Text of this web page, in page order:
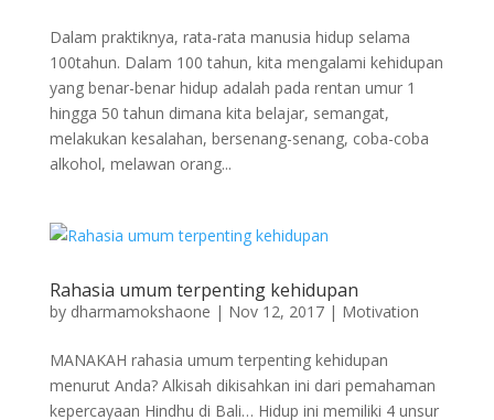
Dalam praktiknya, rata-rata manusia hidup selama
100tahun. Dalam 100 tahun, kita mengalami kehidupan
yang benar-benar hidup adalah pada rentan umur 1
hingga 50 tahun dimana kita belajar, semangat,
melakukan kesalahan, bersenang-senang, coba-coba
alkohol, melawan orang...
Rahasia umum terpenting kehidupan
by dharmamokshaone | Nov 12, 2017| Motivation
MANAKAH rahasia umum terpenting kehidupan
menurut Anda? Alkisah dikisahkan ini dari pemahaman
kepercayaan Hindhu di Bali… Hidup ini memiliki 4 unsur